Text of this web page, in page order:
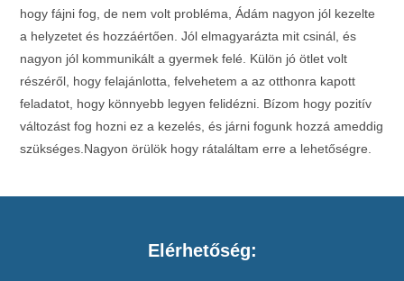
hogy fájni fog, de nem volt probléma, Ádám nagyon jól kezelte
a helyzetet és hozzáértően. Jól elmagyarázta mit csinál, és
nagyon jól kommunikált a gyermek felé. Külön jó ötlet volt
részéről, hogy felajánlotta, felvehetem a az otthonra kapott
feladatot, hogy könnyebb legyen felidézni. Bízom hogy pozitív
változást fog hozni ez a kezelés, és járni fogunk hozzá ameddig
szükséges.Nagyon örülök hogy rátaláltam erre a lehetőségre.
Elérhetőség: